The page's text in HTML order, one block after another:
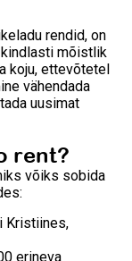
rendid, on
mõistlik
koju, ettevõtetel
vähendada
uusimat
rent?
võiks sobida
Kristiines,
erineva